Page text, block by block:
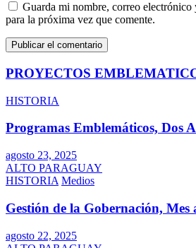
Guarda mi nombre, correo electrónico
para la próxima vez que comente.
PROYECTOS
HISTORIA
Programas Emblemáticos, Dos
agosto 23, 2025
ALTO PARAGUAY
HISTORIA Medios
Gestión de la Gobernación, Mes
agosto 22, 2025